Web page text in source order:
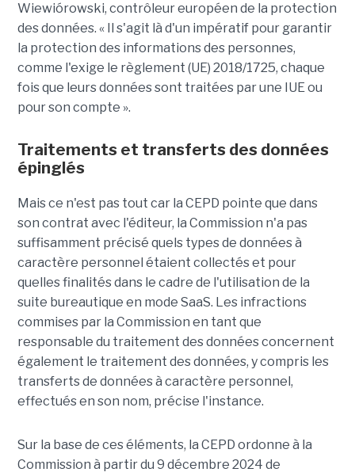
Wiewiórowski, contrôleur européen de la protection
des données. « Il s'agit là d'un impératif pour garantir
la protection des informations des personnes,
comme l'exige le règlement (UE) 2018/1725, chaque
fois que leurs données sont traitées par une IUE ou
pour son compte ».
Traitements et transferts des données
épinglés
Mais ce n'est pas tout car la CEPD pointe que dans
son contrat avec l'éditeur, la Commission n'a pas
suffisamment précisé quels types de données à
caractère personnel étaient collectés et pour
quelles finalités dans le cadre de l'utilisation de la
suite bureautique en mode SaaS. Les infractions
commises par la Commission en tant que
responsable du traitement des données concernent
également le traitement des données, y compris les
transferts de données à caractère personnel,
effectués en son nom, précise l'instance.
Sur la base de ces éléments, la CEPD ordonne à la
Commission à partir du 9 décembre 2024 de